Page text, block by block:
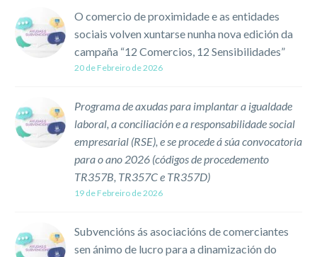
para o apoio ao comercio
previstas no Plan…
O comercio de proximidade e as entidades
sociais volven xuntarse nunha nova edición da
campaña “12 Comercios, 12 Sensibilidades”
20 de Febreiro de 2026
Programa de axudas para implantar a igualdade
laboral, a conciliación e a responsabilidade social
empresarial (RSE), e se procede á súa convocatoria
para o ano 2026 (códigos de procedemento
TR357B, TR357C e TR357D)
19 de Febreiro de 2026
Subvencións ás asociacións de comerciantes
sen ánimo de lucro para a dinamización do